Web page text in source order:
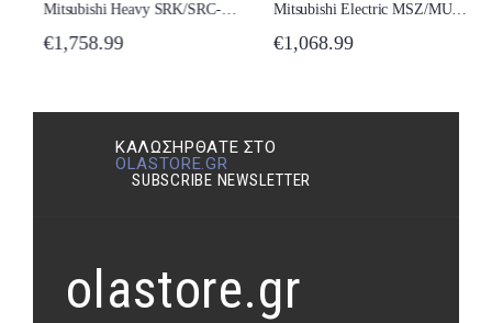
Mitsubishi Heavy SRK/SRC-63563ZTL-W New Model 2024
1,758.99
Mitsubishi Electric MSZ/MUZ-BT35VG Κλιματιστικό 12000 BTU A++/A+++ New Model 2024
1,068.99
ΚΑΛΩΣΉΡΘΑΤΕ ΣΤΟ
OLASTORE.GR
SUBSCRIBE NEWSLETTER
olastore.gr